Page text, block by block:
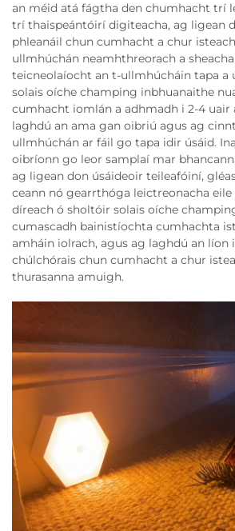
an méid atá fágtha den chumhacht trí
trí thaispeántóirí digiteacha, ag ligean
phleanáil chun cumhacht a chur
ullmhúchán neamhthreorach a
teicneolaíocht an t-ullmhúcháin tapa a
solais oíche champing inbhuanaithe
cumhacht iomlán a adhmadh i 2-4 uair
laghdú an ama gan oibriú agus ag
ullmhúchán ar fáil go tapa idir úsáid.
oibríonn go leor samplaí mar
ag ligean don úsáideoir teileafóiní,
ceann nó gearrthóga leictreonacha
díreach ó sholtóir solais oíche
cumascadh bainistíochta cumhachta
amháin iolrach, agus ag laghdú an líon
chúlchórais chun cumhacht a chur
thurasanna amuigh.